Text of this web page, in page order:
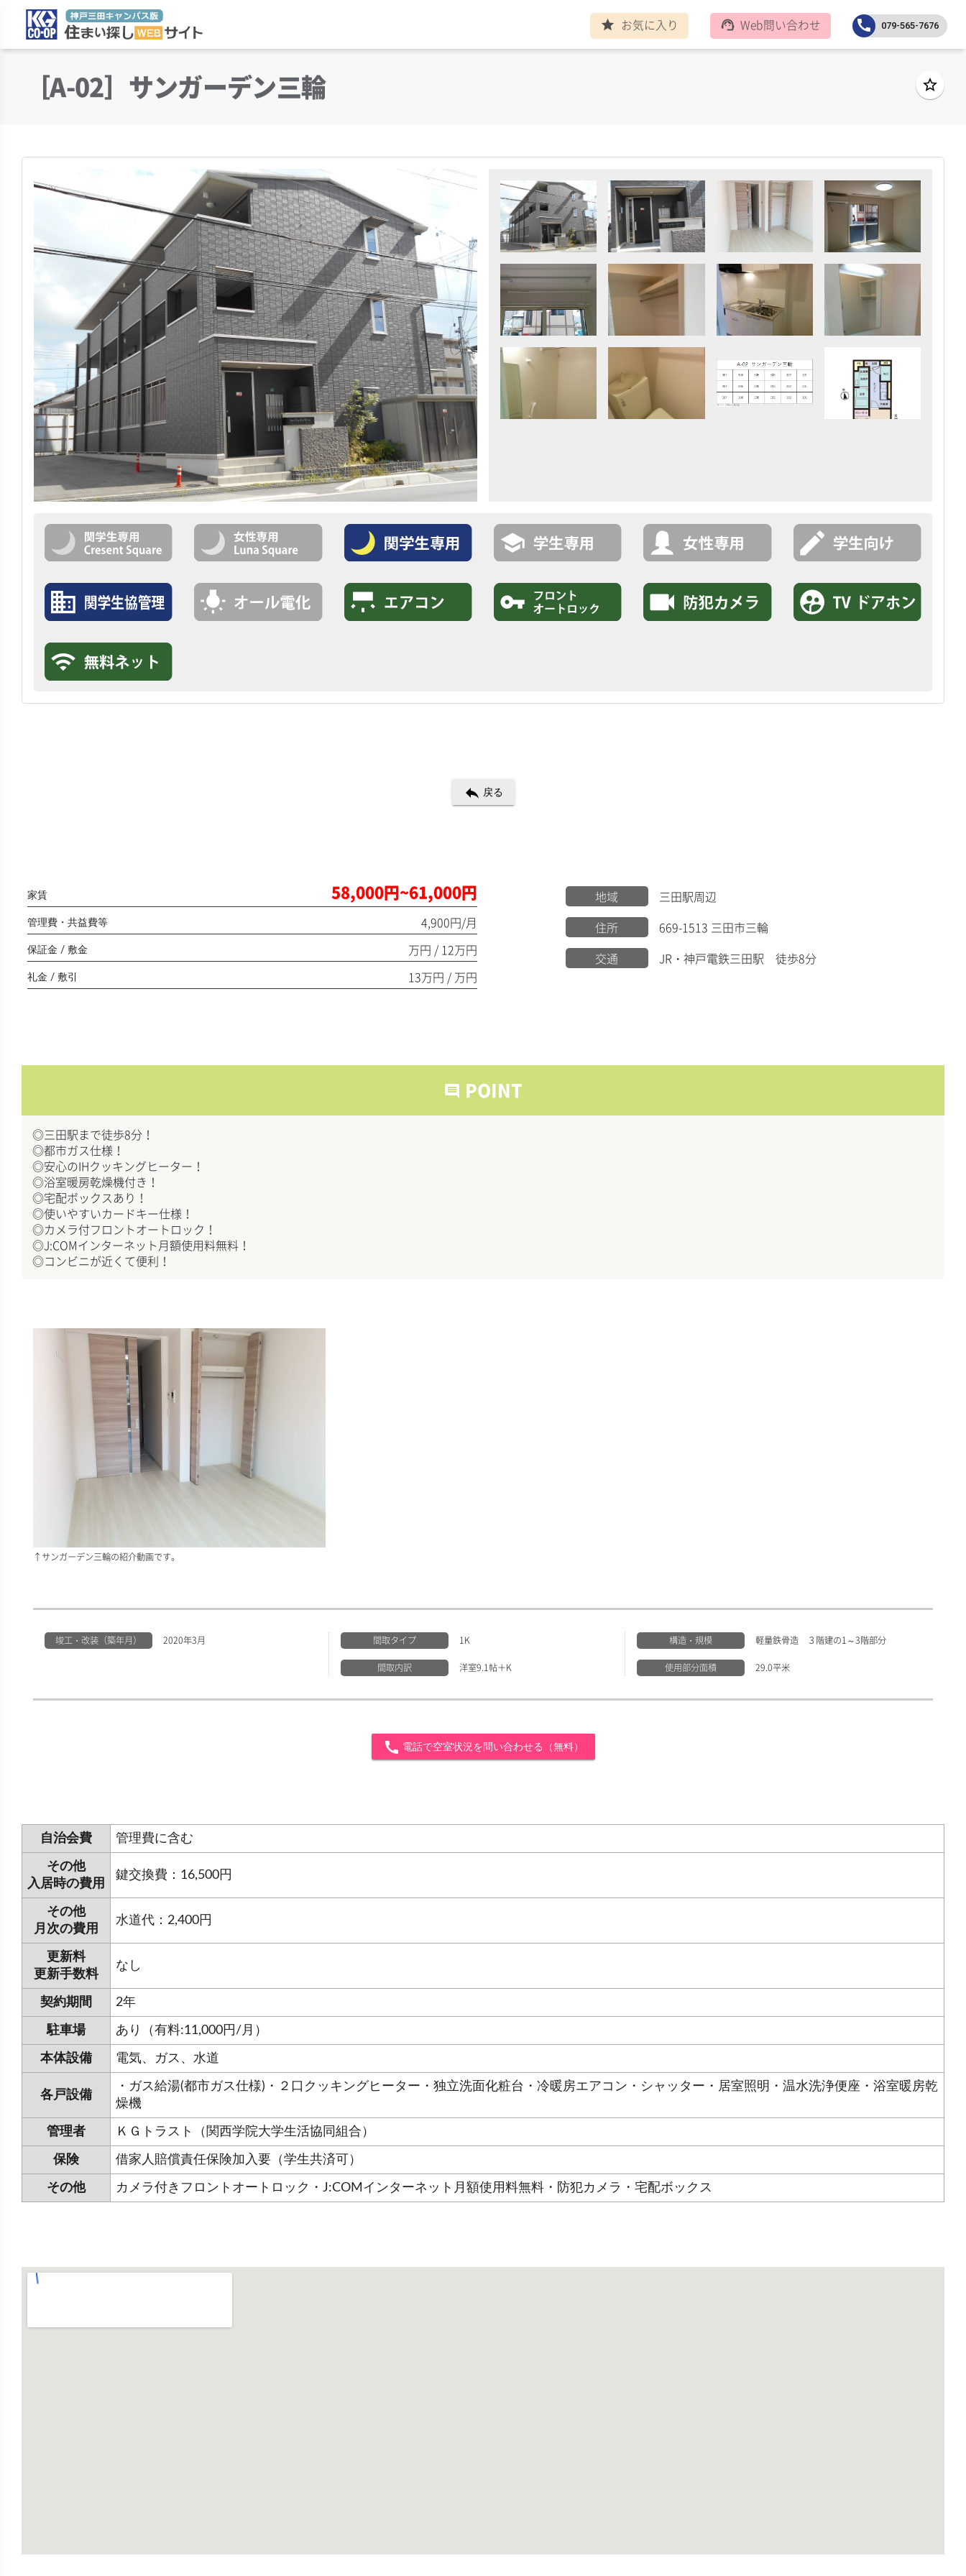
star お気に入り support_agent Web問い合わせ call 079-565-7676
［A-02］サンガーデン三輪 star_border
reply 戻る
家賃 58,000円~61,000円
管理費・共益費等 4,900円/月
保証金 / 敷金 万円 / 12万円
礼金 / 敷引 13万円 / 万円
地域
三田駅周辺
住所
669-1513 三田市三輪
交通
JR・神戸電鉄三田駅 徒歩8分
comment POINT
◎三田駅まで徒歩8分！
◎都市ガス仕様！
◎安心のIHクッキングヒーター！
◎浴室暖房乾燥機付き！
◎宅配ボックスあり！
◎使いやすいカードキー仕様！
◎カメラ付フロントオートロック！
◎J:COMインターネット月額使用料無料！
◎コンビニが近くて便利！
↑サンガーデン三輪の紹介動画です。
竣工・改装（築年月） 2020年3月 間取タイプ 1K
間取内訳 洋室9.1帖＋K
構造・規模 軽量鉄骨造 ３階建の1～3階部分
使用部分面積 29.0平米
call 電話で空室状況を問い合わせる（無料）
自治会費 管理費に含む
その他
入居時の費用
鍵交換費：16,500円
その他
月次の費用
水道代：2,400円
更新料
更新手数料
なし
契約期間 2年
駐車場 あり（有料:11,000円/月）
本体設備 電気、ガス、水道
各戸設備
・ガス給湯(都市ガス仕様)・２口クッキングヒーター・独立洗面化粧台・冷暖房エアコン・シャッター・居室照明・温水洗浄便座・浴室暖房乾
燥機
管理者 ＫＧトラスト（関西学院大学生活協同組合）
保険 借家人賠償責任保険加入要（学生共済可）
その他 カメラ付きフロントオートロック・J:COMインターネット月額使用料無料・防犯カメラ・宅配ボックス